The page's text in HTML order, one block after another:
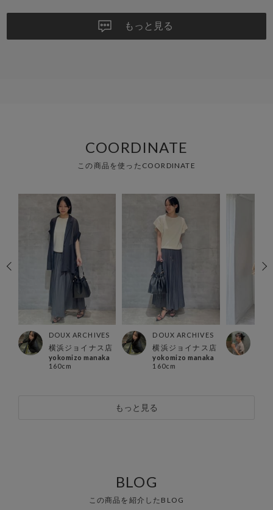
もっと見る
COORDINATE
この商品を使ったCOORDINATE
DOUX ARCHIVES
横浜ジョイナス店
yokomizo manaka
160cm
DOUX ARCHIVES
横浜ジョイナス店
yokomizo manaka
160cm
もっと見る
BLOG
この商品を紹介したBLOG